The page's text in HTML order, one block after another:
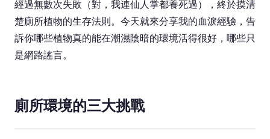
經過無數次失敗（對，我連仙人掌都養死過），終於摸清
楚廁所植物的生存法則。今天就來分享我的血淚經驗，告
訴你哪些植物真的能在潮濕陰暗的環境活得很好，哪些只
是網路謠言。
廁所環境的三大挑戰